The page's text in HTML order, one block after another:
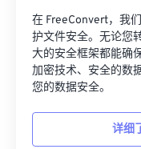
在 FreeConvert，我
护文件安全。无论您
大的安全框架都能确
加密技术、安全的数
您的数据安全。
详细